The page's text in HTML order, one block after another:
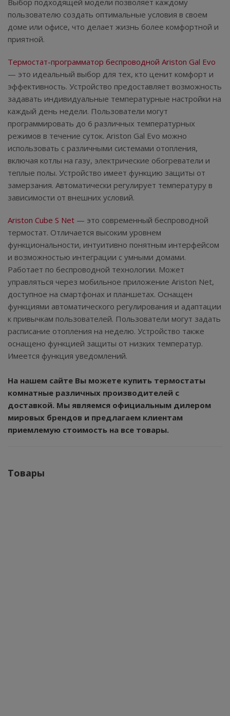
Выбор подходящей модели позволяет каждому
пользователю создать оптимальные условия в своем
доме или офисе, что делает жизнь более комфортной и
приятной.
Термостат-программатор беспроводной Ariston Gal Evo
— это идеальный выбор для тех, кто ценит комфорт и
эффективность. Устройство предоставляет возможность
задавать индивидуальные температурные настройки на
каждый день недели. Пользователи могут
программировать до 6 различных температурных
режимов в течение суток. Ariston Gal Evo можно
использовать с различными системами отопления,
включая котлы на газу, электрические обогреватели и
теплые полы. Устройство имеет функцию защиты от
замерзания. Автоматически регулирует температуру в
зависимости от внешних условий.
Ariston Cube S Net — это современный беспроводной
термостат. Отличается высоким уровнем
функциональности, интуитивно понятным интерфейсом
и возможностью интеграции с умными домами.
Работает по беспроводной технологии. Может
управляться через мобильное приложение Ariston Net,
доступное на смартфонах и планшетах. Оснащен
функциями автоматического регулирования и адаптации
к привычкам пользователей. Пользователи могут задать
расписание отопления на неделю. Устройство также
оснащено функцией защиты от низких температур.
Имеется функция уведомлений.
На нашем сайте Вы можете купить термостаты
комнатные различных производителей с
доставкой. Мы являемся официальным дилером
мировых брендов и предлагаем клиентам
приемлемую стоимость на все товары.
Товары